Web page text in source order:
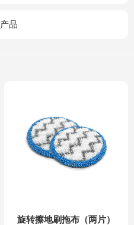
品
旋转擦地刷拖布（两片）